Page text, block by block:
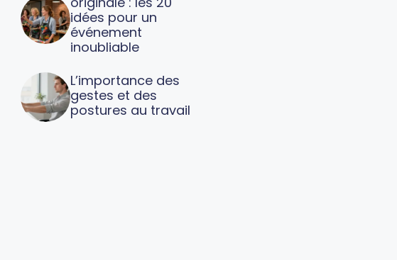
idées pour un
événement
inoubliable
L’importance des
gestes et des
postures au travail